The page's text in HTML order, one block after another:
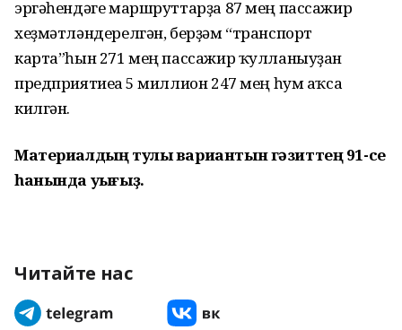
эргәһендәге маршруттарҙа 87 мең пассажир
хеҙмәтләндерелгән, берҙәм “транспорт
карта”һын 271 мең пассажир ҡулланыуҙан
предприятиеға 5 миллион 247 мең һум аҡса
килгән.
Материалдың тулы вариантын гәзиттең 91-се
һанында уҡығыҙ.
Читайте нас